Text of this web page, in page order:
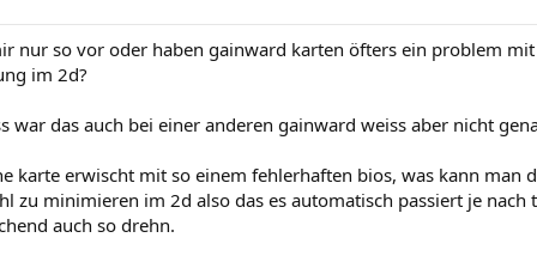
nur so vor oder haben gainward karten öfters ein problem
im 2d?
war das auch bei einer anderen gainward weiss aber nicht
karte erwischt mit so einem fehlerhaften bios, was kann man
zu minimieren im 2d also das es automatisch passiert je
auch so drehn.